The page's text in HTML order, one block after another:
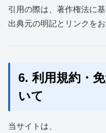
引用の際は、著作権法に
出典元の明記とリンクをお
6. 利用規約・
いて
当サイトは、